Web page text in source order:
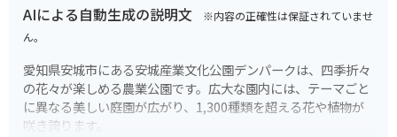
AIによる自動生成の説明文 ※内容の正確性は保証されていませ
ん。
愛知県安城市にある安城産業文化公園デンパークは、四季折々
の花々が楽しめる農業公園です。広大な園内には、テーマごと
に異なる美しい庭園が広がり、1,300種類を超える花や植物が
咲き誇ります。